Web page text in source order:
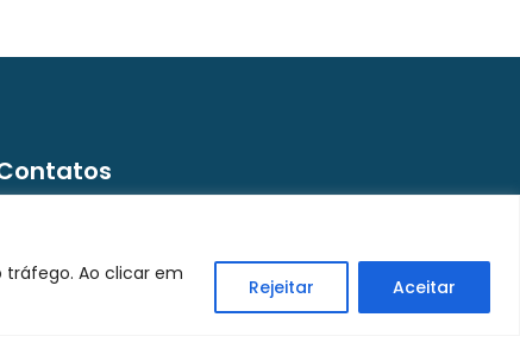
tráfego. Ao clicar em
Rejeitar Aceitar